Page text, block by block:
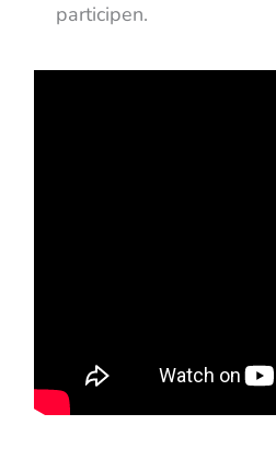
participen.